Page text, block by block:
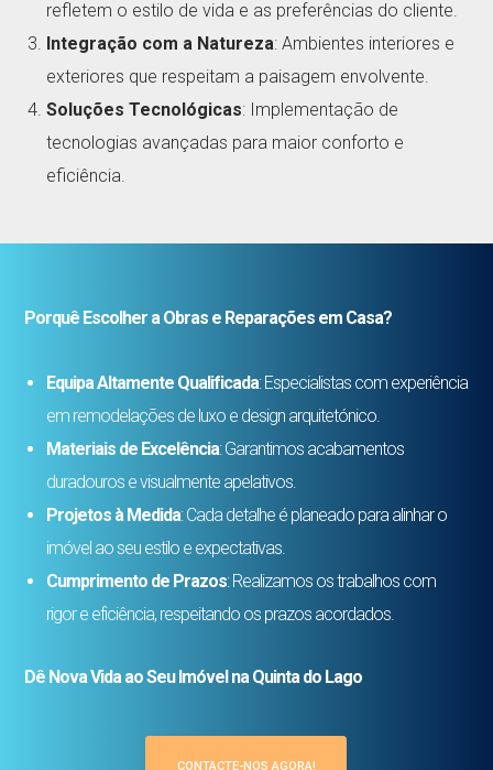
refletem o estilo de vida e as preferências do cliente.
Integração com a Natureza: Ambientes interiores e
exteriores que respeitam a paisagem envolvente.
Soluções Tecnológicas: Implementação de
tecnologias avançadas para maior conforto e
eficiência.
Porquê Escolher a Obras e Reparações em Casa?
Equipa Altamente Qualificada: Especialistas com experiência
em remodelações de luxo e design arquitetónico.
Materiais de Excelência: Garantimos acabamentos
duradouros e visualmente apelativos.
Projetos à Medida: Cada detalhe é planeado para alinhar o
imóvel ao seu estilo e expectativas.
Cumprimento de Prazos: Realizamos os trabalhos com
rigor e eficiência, respeitando os prazos acordados.
Dê Nova Vida ao Seu Imóvel na Quinta do Lago
CONTACTE-NOS AGORA!